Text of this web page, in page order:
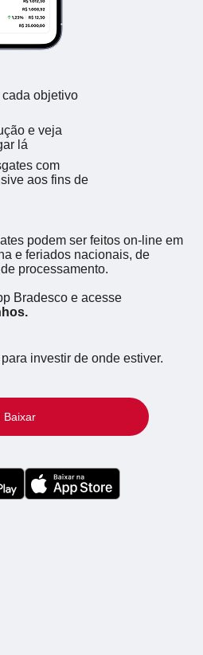
objetivo
e veja
lá
com
aos fins de
podem ser feitos on-line em
e feriados nacionais, de
processamento.
Bradesco e acesse
investir de onde estiver.
Baixar